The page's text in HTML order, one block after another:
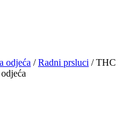
odjeća /Radni prsluci / THC